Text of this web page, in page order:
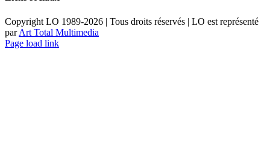
Copyright LO 1989-2026 | Tous droits réservés | LO est représenté
parArt Total Multimedia
Facebook
Instagram
Email
Pinterest
YouTube
Page load link